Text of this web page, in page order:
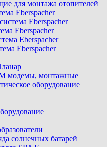
для монтажа отопителей
Eberspacher
Eberspacher
Eberspacher
Eberspacher
Eberspacher
модемы, монтажные
оборудование
солнечных батарей